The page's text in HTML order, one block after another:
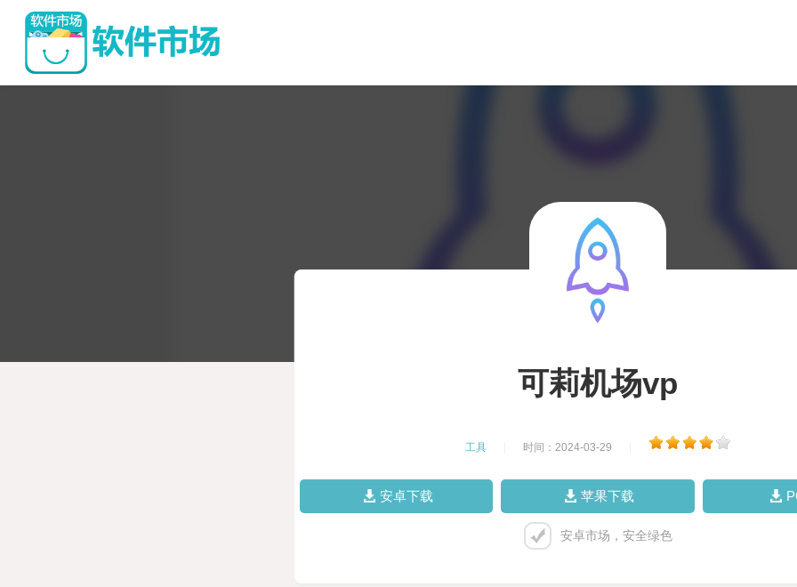
可莉机场vp
工具 时间：2024-03-29
安卓下载 苹果下载
安卓市场，安全绿色